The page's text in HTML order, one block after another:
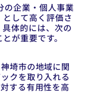
の企業・個人事業
して高く評価さ
体的には、次の
が重要です。
埼市の地域に関
クを取り入れる
する有用性を高